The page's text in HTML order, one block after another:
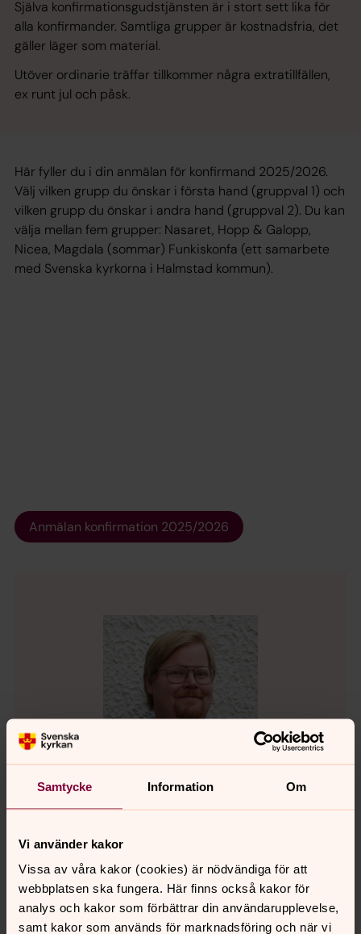
Samtycke Information Om
Vi använder kakor
Vissa av våra kakor (cookies) är nödvändiga för att
webbplatsen ska fungera. Här finns också kakor för
analys och kakor som förbättrar din användarupplevelse,
samt kakor som används för marknadsföring och när vi
Själva konfirmationsgudstjänsten är i stort sett lika för
alla konfirmander. Samtliga grupper är kostnadsfria, det
gäller läger som material.
Utöver ordinarie träffar tillkommer några extratillfällen,
ex runt jul och påsk.
Här fyller du i din anmälan för konfirmand 2025/2026.
Välj vilken grupp du önskar i första hand (gruppval 1) och
vilken grupp du önskar i andra hand (gruppval 2). Du kan
välja mellan fem grupper: Nasaret, Hopp & Galopp,
Nicea, Magdala (sommar) Funkiskonfa (ett samarbete
med Svenska kyrkorna i Halmstad kommun).
Anmälan konfirmation 2025/2026
Fredrik Erlandsson
Pedagog för barn och unga, Svenska kyrkan i
Harplinge Steninge